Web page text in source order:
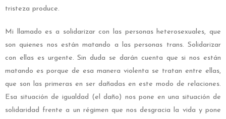
tristeza produce.
Mi llamado es a solidarizar con las personas heterosexuales, que
son quienes nos están matando a las personas trans. Solidarizar
con ellas es urgente. Sin duda se darán cuenta que si nos están
matando es porque de esa manera violenta se tratan entre ellas,
que son las primeras en ser dañadas en este modo de relaciones.
Esa situación de igualdad (el daño) nos pone en una situación de
solidaridad frente a un régimen que nos desgracia la vida y pone